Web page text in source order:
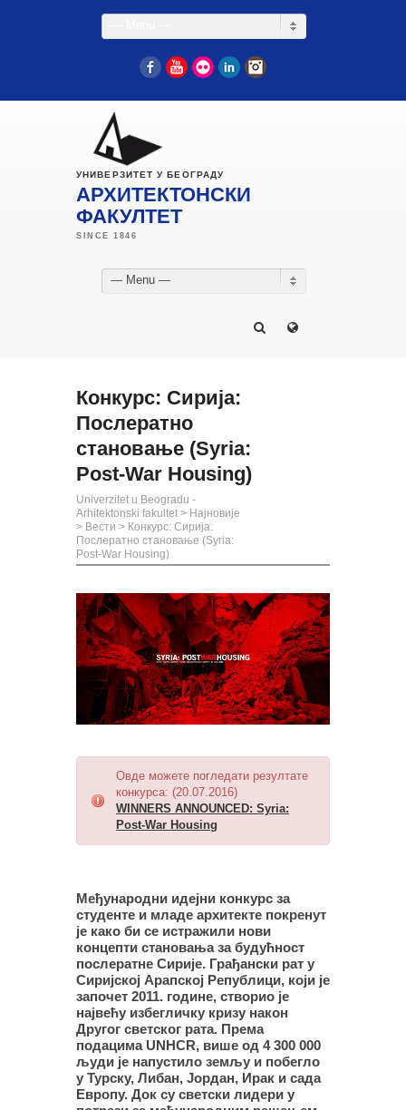
FacebookYouTube
Flickr LinkedIn
УНИВЕРЗИТЕТ У БЕОГРАДУ
АРХИТЕКТОНСКИ
ФАКУЛТЕТ
— Menu —
Конкурс: Сирија:
Послератно
становање (Syria:
Post-War Housing)
Univerzitet u Beogradu -
Arhitektonski fakultet > Најновије
> Вести > Конкурс: Сирија:
Послератно становање (Syria:
Post-War Housing)
Овде можете погледати резултате
конкурса: (20.07.2016)
WINNERS ANNOUNCED: Syria:
Post-War Housing
Међународни идејни конкурс за
студенте и младе архитекте покренут
је како би се истражили нови
концепти становања за будућност
послератне Сирије. Грађански рат у
Сиријској Арапској Републици, који је
започет 2011. године, створио је
највећу избегличку кризу након
Другог светског рата. Према
подацима UNHCR, више од 4 300 000
људи је напустило земљу и побегло
у Турску, Либан, Јордан, Ирак и сада
Европу. Док су светски лидери у